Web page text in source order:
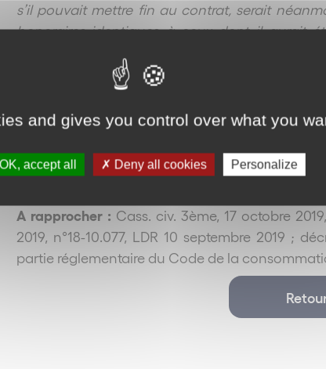
s’il pouvait mettre fin au contrat, serait
honoraires identiques à ceux dont il aurait
Enfin, et pour mettre les choses en
litigieuse aurait pu relever, sous l’empire du
consommation issu du décret n° 2016-884
obligations alors que le professionnel n’exécute
« grises » présumées abusives en application
A rapprocher : Cass. civ. 3ème, 17 octobre
2019, n°18-10.077, LDR 10 septembre 2019 ;
partie réglementaire du Code de la
and gives you control over what you
OK, accept all Deny all cookies Personalize